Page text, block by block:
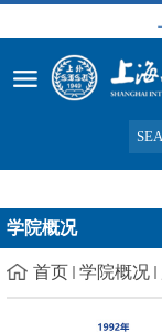
学院概况
首页 学院概况